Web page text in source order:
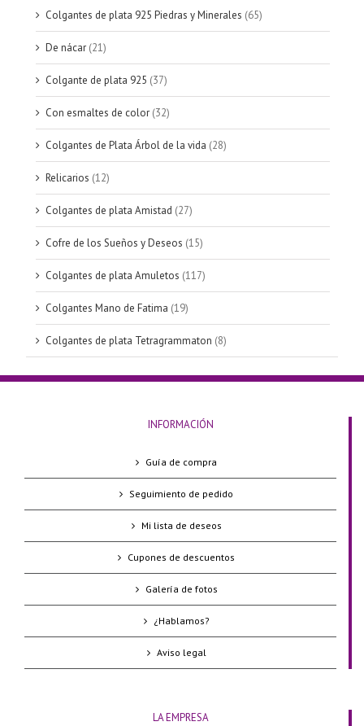
Colgantes de plata 925 Piedras y Minerales (65)
De nácar (21)
Colgante de plata 925 (37)
Con esmaltes de color (32)
Colgantes de Plata Árbol de la vida (28)
Relicarios (12)
Colgantes de plata Amistad (27)
Cofre de los Sueños y Deseos (15)
Colgantes de plata Amuletos (117)
Colgantes Mano de Fatima (19)
Colgantes de plata Tetragrammaton (8)
INFORMACIÓN
Guía de compra
Seguimiento de pedido
Mi lista de deseos
Cupones de descuentos
Galería de fotos
¿Hablamos?
Aviso legal
LA EMPRESA